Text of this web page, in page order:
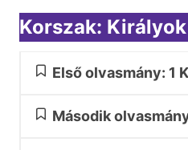
Korszak:
Első olvasmány: 1
Második